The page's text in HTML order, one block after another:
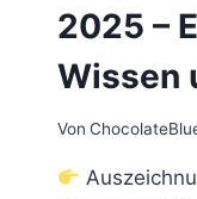
2025 –
Wissen
Von